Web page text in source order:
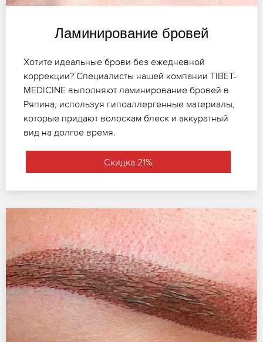
Ламинирование бровей
Хотите идеальные брови без ежедневной
коррекции? Специалисты нашей компании TIBET-
MEDICINE выполняют ламинирование бровей в
Ряпина, используя гипоаллергенные материалы,
которые придают волоскам блеск и аккуратный
вид на долгое время.
Скидка 21%